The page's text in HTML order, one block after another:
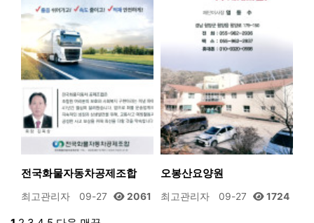
전국화물자동차공제조합
최고관리자 09-27 2061
오봉산요양원
최고관리자 09-27 1724